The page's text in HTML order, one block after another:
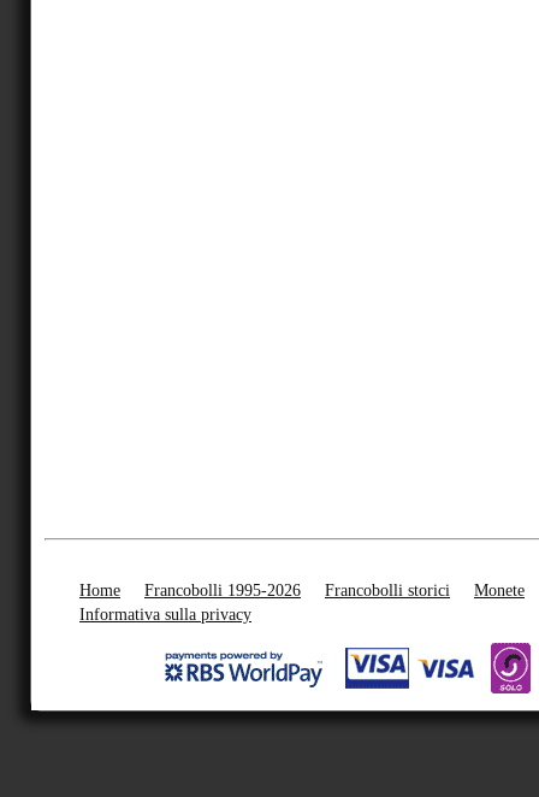
Home Francobolli 1995-2026 Francobolli storici
Monete
Informativa sulla privacy